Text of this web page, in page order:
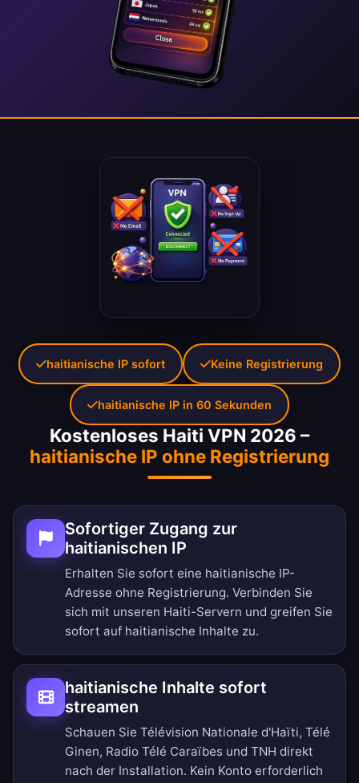
Kostenloses Haiti VPN 2026 –
haitianische IP ohne Registrierung
Sofortiger Zugang zur
haitianischen IP
Erhalten Sie sofort eine haitianische IP-
Adresse ohne Registrierung. Verbinden Sie
sich mit unseren Haiti-Servern und greifen Sie
sofort auf haitianische Inhalte zu.
haitianische Inhalte sofort
streamen
Schauen Sie Télévision Nationale d'Haïti, Télé
Ginen, Radio Télé Caraïbes und TNH direkt
nach der Installation. Kein Konto erforderlich
haitianische IP sofort Keine Registrierung
haitianische IP in 60 Sekunden